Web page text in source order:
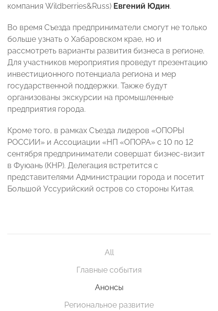
компания Wildberries&Russ) Евгений Юдин.
Во время Съезда предприниматели смогут не только
больше узнать о Хабаровском крае, но и
рассмотреть варианты развития бизнеса в регионе.
Для участников мероприятия проведут презентацию
инвестиционного потенциала региона и мер
государственной поддержки. Также будут
организованы экскурсии на промышленные
предприятия города.
Кроме того, в рамках Съезда лидеров «ОПОРЫ
РОССИИ» и Ассоциации «НП «ОПОРА» с 10 по 12
сентября предприниматели совершат бизнес-визит
в Фуюань (КНР). Делегация встретится с
представителями Администрации города и посетит
Большой Уссурийский остров со стороны Китая.
All
Главные события
Анонсы
Региональное развитие